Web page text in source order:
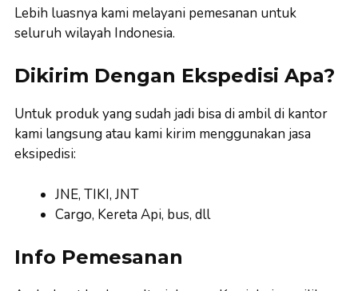
Lebih luasnya kami melayani pemesanan untuk
seluruh wilayah Indonesia.
Dikirim Dengan Ekspedisi Apa?
Untuk produk yang sudah jadi bisa di ambil di kantor
kami langsung atau kami kirim menggunakan jasa
eksipedisi:
JNE, TIKI, JNT
Cargo, Kereta Api, bus, dll
Info Pemesanan